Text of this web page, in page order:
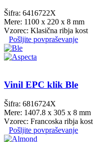
Šifra: 6416722X
Mere: 1100 x 220 x 8 mm
Vzorec: Klasična ribja kost
Pošljite povpraševanje
Vinil EPC klik Ble
Šifra: 6816724X
Mere: 1407.8 x 305 x 8 mm
Vzorec: Francoska ribja kost
Pošljite povpraševanje